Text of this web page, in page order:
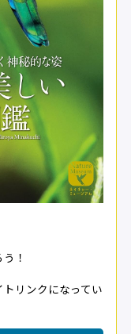
！
リンクになってい